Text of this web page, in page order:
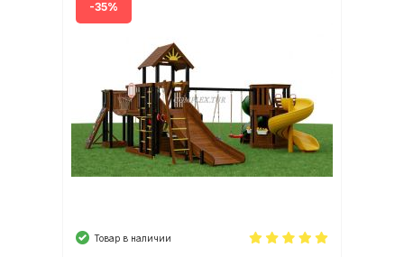
-35%
Товар в наличии